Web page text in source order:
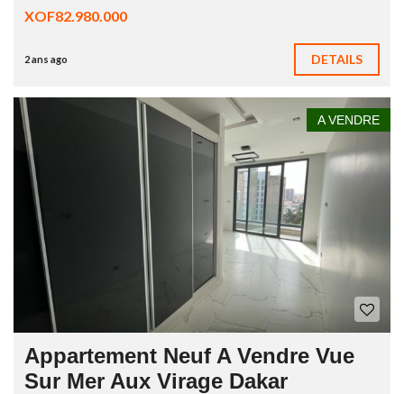
XOF82.980.000
2 ans ago DETAILS
A VENDRE
Appartement Neuf A Vendre Vue
Sur Mer Aux Virage Dakar